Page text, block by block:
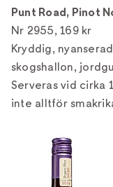
Punt Road, Pinot
Nr 2955, 169 kr
Kryddig,
skogshallon,
Serveras vid cirka
inte alltför